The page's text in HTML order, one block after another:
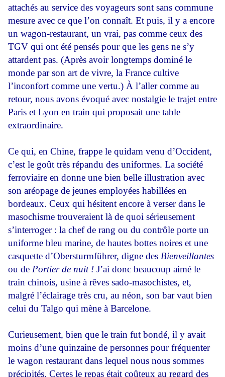
attachés au service des voyageurs sont sans commune
mesure avec ce que l’on connaît. Et puis, il y a encore
un wagon-restaurant, un vrai, pas comme ceux des
TGV qui ont été pensés pour que les gens ne s’y
attardent pas. (Après avoir longtemps dominé le
monde par son art de vivre, la France cultive
l’inconfort comme une vertu.) À l’aller comme au
retour, nous avons évoqué avec nostalgie le trajet entre
Paris et Lyon en train qui proposait une table
extraordinaire.
Ce qui, en Chine, frappe le quidam venu d’Occident,
c’est le goût très répandu des uniformes. La société
ferroviaire en donne une bien belle illustration avec
son aréopage de jeunes employées habillées en
bordeaux. Ceux qui hésitent encore à verser dans le
masochisme trouveraient là de quoi sérieusement
s’interroger : la chef de rang ou du contrôle porte un
uniforme bleu marine, de hautes bottes noires et une
casquette d’Obersturmführer, digne des Bienveillantes
ou de Portier de nuit ! J’ai donc beaucoup aimé le
train chinois, usine à rêves sado-masochistes, et,
malgré l’éclairage très cru, au néon, son bar vaut bien
celui du Talgo qui mène à Barcelone.
Curieusement, bien que le train fut bondé, il y avait
moins d’une quinzaine de personnes pour fréquenter
le wagon restaurant dans lequel nous nous sommes
précipités. Certes le repas était coûteux au regard des